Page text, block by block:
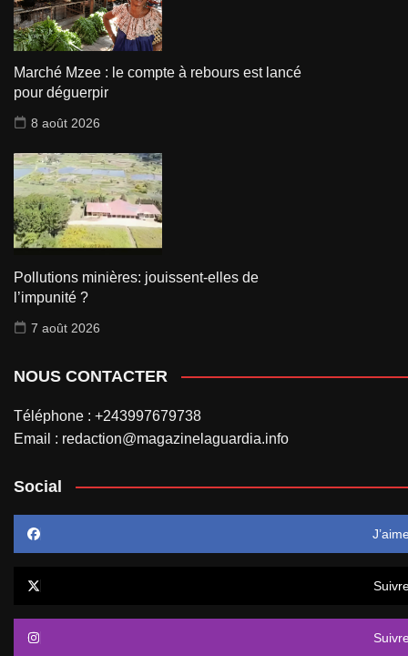
Marché Mzee : le compte à rebours est lancé
pour déguerpir
8 août 2026
Pollutions minières: jouissent-elles de
l’impunité ?
7 août 2026
NOUS CONTACTER
Téléphone : +243997679738
Email : redaction@magazinelaguardia.info
Social